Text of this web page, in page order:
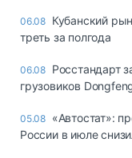
06.08 Кубанский
треть за полгода
06.08 Росстандарт
грузовиков
05.08 «Автостат»:
России в июле